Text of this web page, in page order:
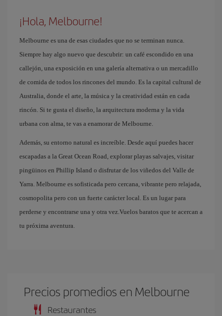
¡Hola, Melbourne!
Melbourne es una de esas ciudades que no se terminan nunca.
Siempre hay algo nuevo que descubrir: un café escondido en una
callejón, una exposición en una galería alternativa o un mercadillo
de comida de todos los rincones del mundo. Es la capital cultural de
Australia, donde el arte, la música y la creatividad están en cada
rincón. Si te gusta el diseño, la arquitectura moderna y la vida
urbana con alma, te vas a enamorar de Melbourne.
Además, su entorno natural es increíble. Desde aquí puedes hacer
escapadas a la Great Ocean Road, explorar playas salvajes, visitar
pingüinos en Phillip Island o disfrutar de los viñedos del Valle de
Yarra. Melbourne es sofisticada pero cercana, vibrante pero relajada,
cosmopolita pero con un fuerte carácter local. Es un lugar para
perderse y encontrarse una y otra vez.Vuelos baratos que te acercan a
tu próxima aventura.
Precios promedios en Melbourne
Restaurantes